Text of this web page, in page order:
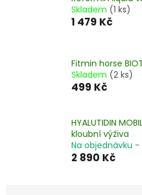
Skladem (1 ks)
1 479 Kč
Fitmin horse
Skladem (2 ks)
499 Kč
HYALUTIDIN
kloubní výživa
Na objednávku -
2 890 Kč